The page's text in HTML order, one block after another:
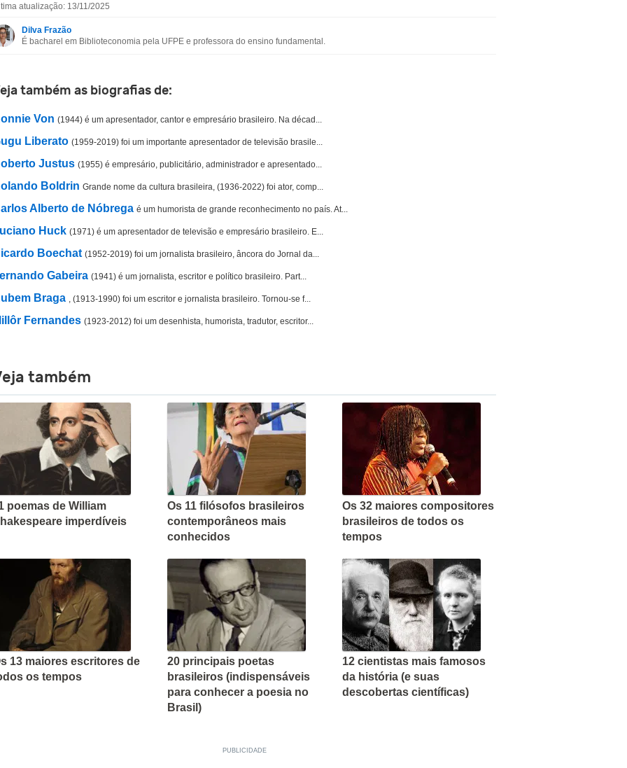
Esta biografia não tem a informação que procuro
atualização: 13/11/2025
Dilva Frazão
É bacharel em Biblioteconomia pela UFPE e professora do ensino fundamental.
também as biografias de:
Von (1944) é um apresentador, cantor e empresário brasileiro. Na décad...
Liberato (1959-2019) foi um importante apresentador de televisão brasile...
Justus (1955) é empresário, publicitário, administrador e apresentado...
Boldrin Grande nome da cultura brasileira, (1936-2022) foi ator, comp...
Alberto de Nóbrega é um humorista de grande reconhecimento no país. At...
Huck (1971) é um apresentador de televisão e empresário brasileiro. E...
Boechat (1952-2019) foi um jornalista brasileiro, âncora do Jornal da...
Gabeira (1941) é um jornalista, escritor e político brasileiro. Part...
Braga , (1913-1990) foi um escritor e jornalista brasileiro. Tornou-se f...
Fernandes (1923-2012) foi um desenhista, humorista, tradutor, escritor...
também
poemas de William
imperdíveis
Os 11 filósofos brasileiros
contemporâneos mais
conhecidos
Os 32 maiores compositores
brasileiros de todos os
tempos
13 maiores escritores de
os tempos
20 principais poetas
brasileiros (indispensáveis
para conhecer a poesia no
Brasil)
12 cientistas mais famosos
da história (e suas
descobertas científicas)